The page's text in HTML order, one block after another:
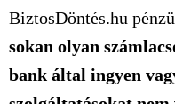
BiztosDöntés.hu
sokan olyan
bank által ingyen